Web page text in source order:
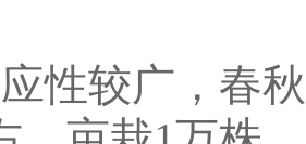
性较广，春